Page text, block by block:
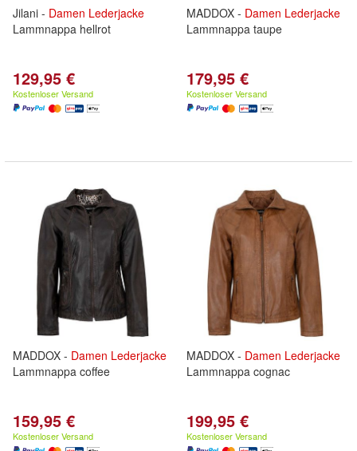
Jilani - Damen Lederjacke
Lammnappa hellrot
129,95 €
Kostenloser Versand
MADDOX - Damen Lederjacke
Lammnappa taupe
179,95 €
Kostenloser Versand
MADDOX - Damen Lederjacke
Lammnappa coffee
159,95 €
Kostenloser Versand
MADDOX - Damen Lederjacke
Lammnappa cognac
199,95 €
Kostenloser Versand